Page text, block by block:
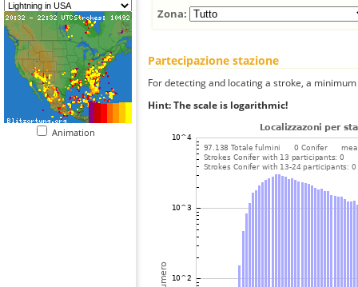
Animation
Zona:
Partecipazione stazione
For detecting and locating a stroke, a
Hint: The scale is logarithmic!